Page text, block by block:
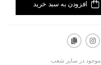
افزودن به سبد خرید
موجود در سایر شعب